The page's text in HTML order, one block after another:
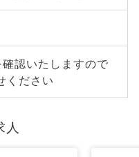
認いたしますので
ください
人